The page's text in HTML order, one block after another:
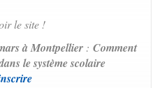
le site !
à Montpellier : Comment
le système scolaire